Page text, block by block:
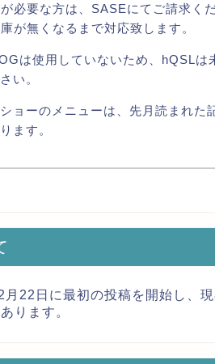
必要な方は、SASEにてご請求く
が無くなるまで対応致します。
は使用していないため、hQSLは
い。
ョーのメニューは、先月読まれた
ます。
22日に最初の投稿を開始し、
ります。